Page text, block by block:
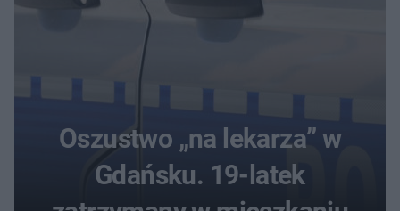
Oszustwo „na lekarza” w
Gdańsku. 19-latek